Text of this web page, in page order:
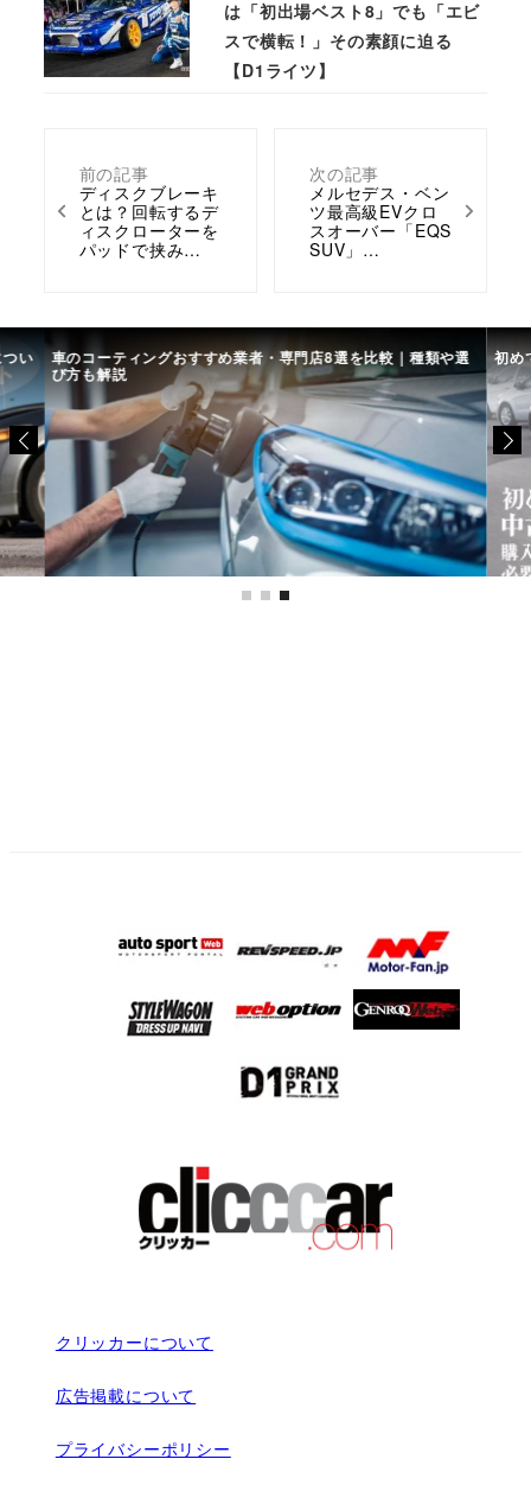
前の記事
ディスクブレーキ
とは？回転するデ
ィスクローターを
パッドで挟み…
次の記事
メルセデス・ベン
ツ最高級EVクロ
スオーバー「EQS
SUV」…
は「初出場ベスト8」でも「エビ
スで横転！」その素顔に迫る
【D1ライツ】
い 車のコーティングおすすめ業者・専門店8選を比較｜種類や選
び方も解説
初め
クリッカーについて
広告掲載について
プライバシーポリシー